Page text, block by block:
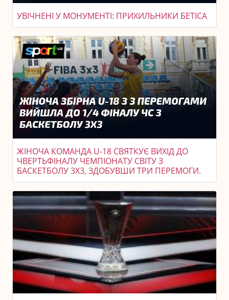
УВІЧНЕНІ У МОНУМЕНТІ: ПРИХИЛЬНИКИ БЕТІСА
ЖІНОЧА КОМАНДА U-18 СВЯТКУЄ ВИХІД ДО
ЧВЕРТЬФІНАЛУ ЧЕМПІОНАТУ СВІТУ З
БАСКЕТБОЛУ 3X3, ЗДОБУВШИ ТРИ ПЕРЕМОГИ.